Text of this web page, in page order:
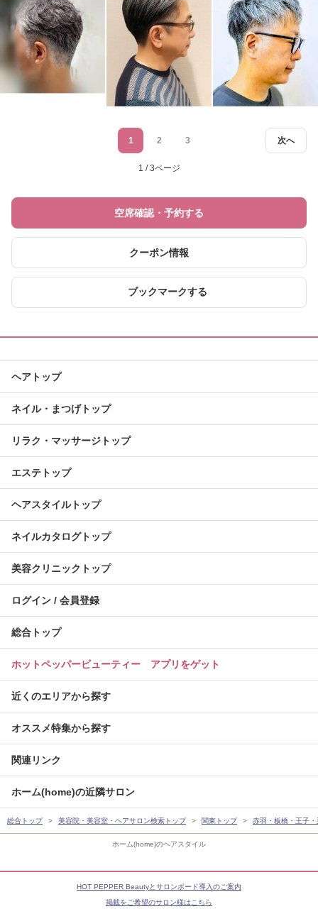
ホーム(home)のヘアスタイル
次へ
1 2 3
1 / 3ページ
空席確認・予約する
クーポン情報
ブックマークする
ヘアトップ
ネイル・まつげトップ
リラク・マッサージトップ
エステトップ
ヘアスタイルトップ
ネイルカタログトップ
美容クリニックトップ
ログイン / 会員登録
総合トップ
ホットペッパービューティー アプリをゲット
近くのエリアから探す
オススメ特集から探す
関連リンク
ホーム(home)の近隣サロン
総合トップ 美容院・美容室・ヘアサロン検索トップ 関東トップ 赤羽・板橋・王子
HOT PEPPER Beautyとサロンボード導入のご案内
掲載をご希望のサロン様はこちら